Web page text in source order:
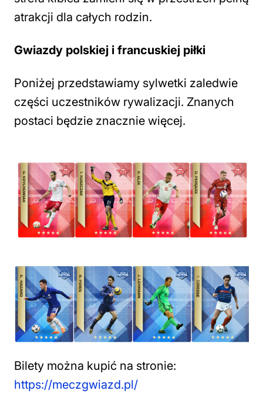
atrakcji dla całych rodzin.
Gwiazdy polskiej i francuskiej piłki
Poniżej przedstawiamy sylwetki zaledwie
części uczestników rywalizacji. Znanych
postaci będzie znacznie więcej.
Bilety można kupić na stronie:
https://meczgwiazd.pl/